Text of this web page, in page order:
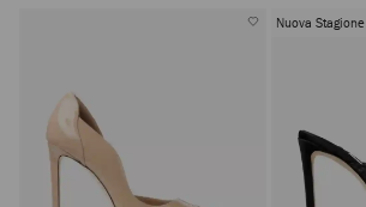
Nuova Stagione